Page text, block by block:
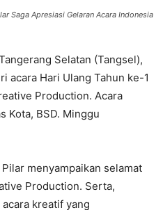
Saga Apresiasi Gelaran Acara Indonesia
Selatan (Tangsel),
acara Hari Ulang Tahun ke-1
Production. Acara
Kota, BSD. Minggu
menyampaikan selamat
Production. Serta,
kreatif yang